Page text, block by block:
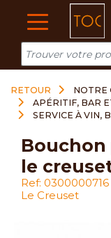
RETOUR NOTRE
APÉRITIF, BAR
SERVICE À VIN,
bouchon pour pompe à vin
le
Ref: 0300000716
Le Creuset
Cookies management